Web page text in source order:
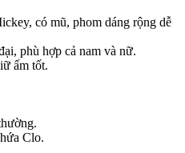
có mũ, phom dáng rộng dễ
phù hợp cả nam và nữ.
ấm tốt.
Clo.